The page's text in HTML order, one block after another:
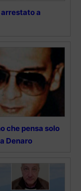
a
che pensa solo
Denaro